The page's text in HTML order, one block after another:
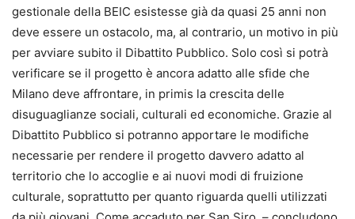
gestionale della BEIC esistesse già da quasi 25 anni non
deve essere un ostacolo, ma, al contrario, un motivo in più
per avviare subito il Dibattito Pubblico. Solo così si potrà
verificare se il progetto è ancora adatto alle sfide che
Milano deve affrontare, in primis la crescita delle
disuguaglianze sociali, culturali ed economiche. Grazie al
Dibattito Pubblico si potranno apportare le modifiche
necessarie per rendere il progetto davvero adatto al
territorio che lo accoglie e ai nuovi modi di fruizione
culturale, soprattutto per quanto riguarda quelli utilizzati